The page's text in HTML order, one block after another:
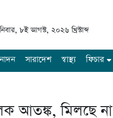
৮ই আগস্ট, ২০২৬ খ্রিস্টাব্দ
সারাদেশ স্বাস্থ্য ফিচার
আতঙ্ক, মিলছে না